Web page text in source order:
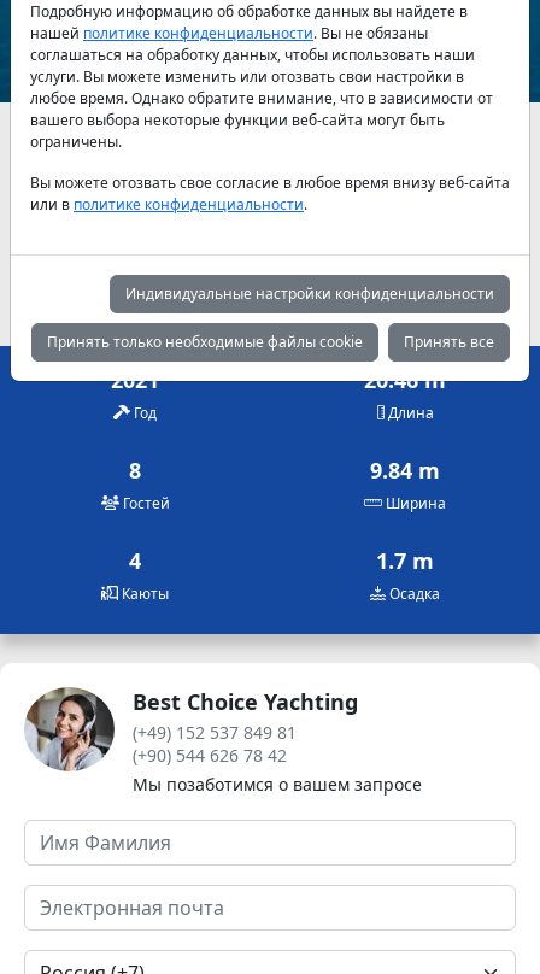
Наличие и актуальные цены по договоренности
Май
5,725 €
Июнь
6,075 €
Июль
6,075 € 6,075 € 5,725 €
2021
Год
20.46 m
Длина
8
Гостей
9.84 m
Ширина
4
Каюты
1.7 m
Осадка
Best Choice Yachting
(+49) 152 537 849 81
(+90) 544 626 78 42
Мы позаботимся о вашем запросе
Подробную информацию об обработке данных вы найдете в
нашей политике конфиденциальности. Вы не обязаны
соглашаться на обработку данных, чтобы использовать наши
услуги. Вы можете изменить или отозвать свои настройки в
любое время. Однако обратите внимание, что в зависимости от
вашего выбора некоторые функции веб-сайта могут быть
ограничены.
Вы можете отозвать свое согласие в любое время внизу веб-сайта
или в политике конфиденциальности.
Индивидуальные настройки конфиденциальности
Принять только необходимые файлы cookie Принять все